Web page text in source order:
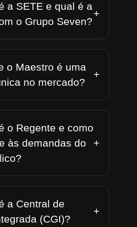
a SETE e qual é a
o Grupo Seven?
+
o Maestro é uma
no mercado?
+
o Regente e como
às demandas do
+
a Central de
(CGI)?
+